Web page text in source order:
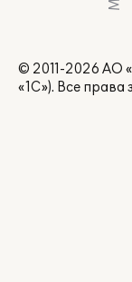
© 2011-2026 АО
«1С»). Все